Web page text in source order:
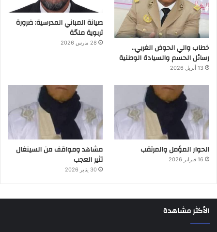
خطاب والي الحوض الغربي..
رسائل الحسم والسيادة الوطنية
13 أبريل 2026
صيانة المباني المدرسية: ضرورة
تربوية ملحّة
28 مارس 2026
الحوار المؤمل والمرتقب
16 فبراير 2026
مشاهد ومواقف من السينغال
تثير العجب
30 يناير 2026
الأكثر مشاهدة